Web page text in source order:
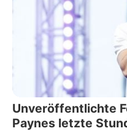
Unveröffentlichte
Paynes letzte